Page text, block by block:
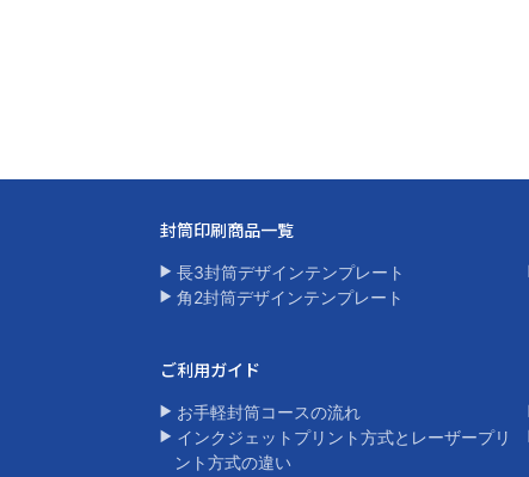
封筒印刷商品一覧​
長3封筒デザインテンプレート
角2封筒デザインテンプレート​
ご利用ガイド
お手軽封筒コースの流れ
インクジェットプリント方式とレーザープリ
ント方式の違い​